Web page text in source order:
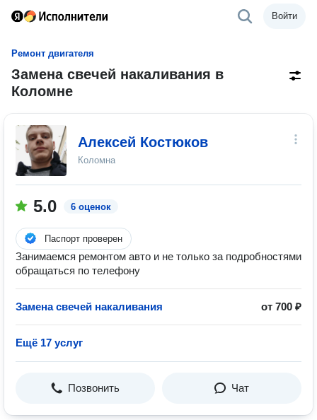
Войти
Ремонт двигателя
Замена свечей накаливания в
Коломне
Алексей Костюков
Коломна
5.0 6 оценок
Паспорт проверен
Занимаемся ремонтом авто и не только за подробностями
обращаться по телефону
Замена свечей накаливания от 700 ₽
Ещё 17 услуг
Позвонить Чат